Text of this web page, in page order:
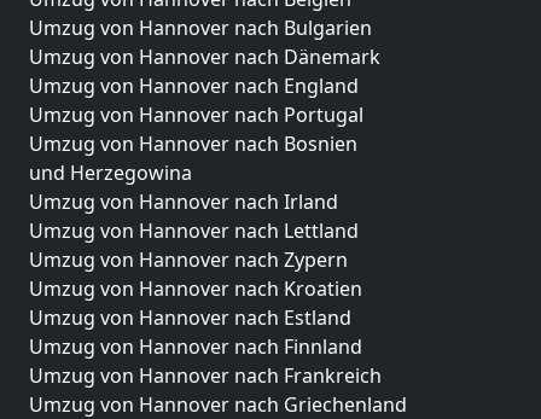
Umzug von Hannover nach Bulgarien
Umzug von Hannover nach Dänemark
Umzug von Hannover nach England
Umzug von Hannover nach Portugal
Umzug von Hannover nach Bosnien
und Herzegowina
Umzug von Hannover nach Irland
Umzug von Hannover nach Lettland
Umzug von Hannover nach Zypern
Umzug von Hannover nach Kroatien
Umzug von Hannover nach Estland
Umzug von Hannover nach Finnland
Umzug von Hannover nach Frankreich
Umzug von Hannover nach Griechenland